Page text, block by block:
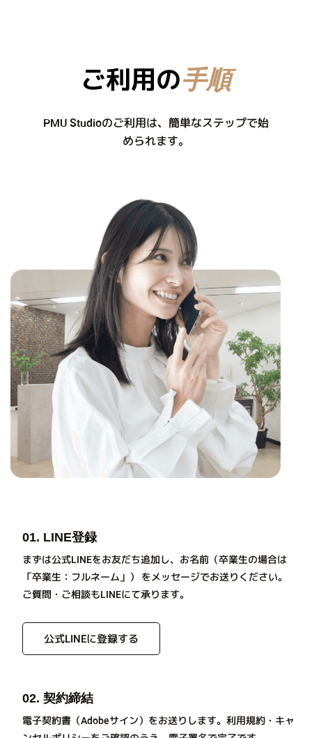
ご利用の手順
PMU Studioのご利用は、簡単なステップで始
められます。
01. LINE登録
まずは公式LINEをお友だち追加し、お名前（卒業生の場合は
「卒業生：フルネーム」） をメッセージでお送りください。
ご質問・ご相談もLINEにて承ります。
公式LINEに登録する
02. 契約締結
電子契約書（Adobeサイン）をお送りします。利用規約・キャ